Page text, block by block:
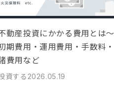
動産投資にかかる費用とは〜
期費用・運用費用・手数料・
費用など
資する 2026.05.19